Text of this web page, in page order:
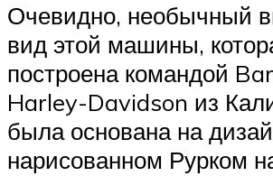
Очевидно, необычный
вид этой машины,
построена командой
Harley-Davidson из
была основана на
нарисованном Рурком